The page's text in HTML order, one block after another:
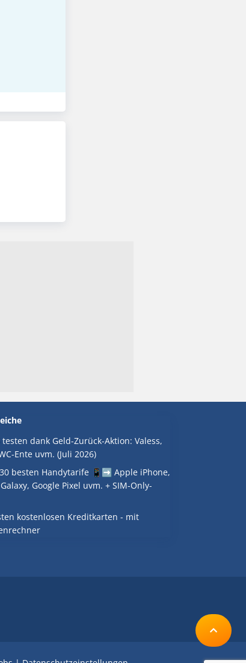
testen dank Geld-Zurück-Aktion: Valess,
Ente uvm. (Juli 2026)
besten Handytarife 📱➡️ Apple iPhone,
Google Pixel uvm. + SIM-Only-
kostenlosen Kreditkarten - mit